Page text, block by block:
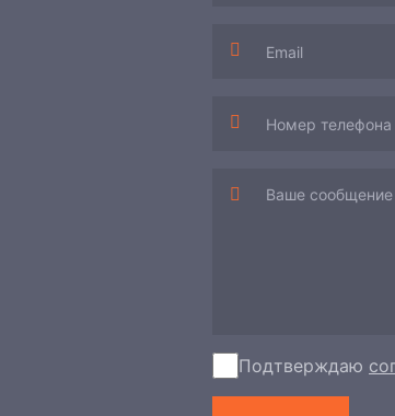
Подтверждаю